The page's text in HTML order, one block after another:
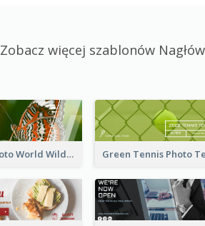
Zobacz więcej szablonów
Butterfly Photo World Wildlife Day Email Header